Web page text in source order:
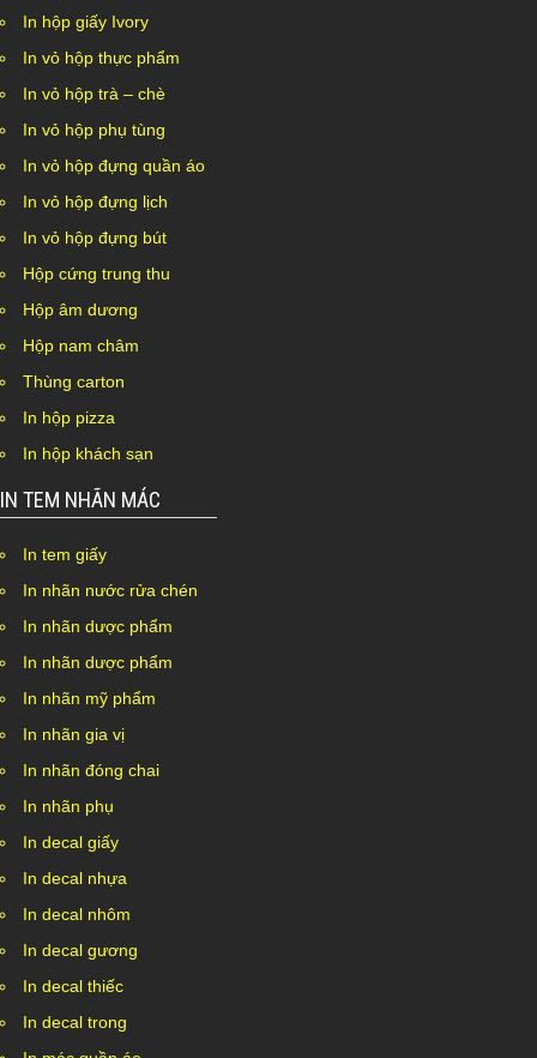
In hộp giấy Ivory
In vỏ hộp thực phẩm
In vỏ hộp trà – chè
In vỏ hộp phụ tùng
In vỏ hộp đựng quần áo
In vỏ hộp đựng lịch
In vỏ hộp đựng bút
Hộp cứng trung thu
Hộp âm dương
Hộp nam châm
Thùng carton
In hộp pizza
In hộp khách sạn
IN TEM NHÃN MÁC
In tem giấy
In nhãn nước rửa chén
In nhãn dược phẩm
In nhãn dược phẩm
In nhãn mỹ phẩm
In nhãn gia vị
In nhãn đóng chai
In nhãn phụ
In decal giấy
In decal nhựa
In decal nhôm
In decal gương
In decal thiếc
In decal trong